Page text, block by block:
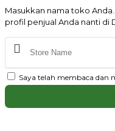
Masukkan nama toko
profil penjual Anda nanti di
Saya telah membaca dan